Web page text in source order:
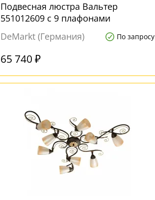
Подвесная люстра Вальтер
551012609 с 9 плафонами
DeMarkt (Германия)
По запросу
65 740 ₽